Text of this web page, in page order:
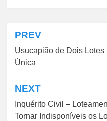
Navegação
de
PREV
Usucapião de Dois
Única
NEXT
Inquérito Civil –
Tornar Indisponíveis os